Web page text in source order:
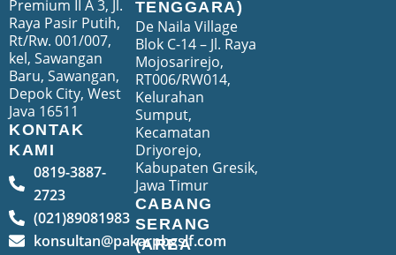
Premium II A 3, Jl.
Raya Pasir Putih,
Rt/Rw. 001/007,
kel, Sawangan
Baru, Sawangan,
Depok City, West
Java 16511
KONTAK
KAMI
0819-3887-
2723
(021)89081983
konsultan@pakarpbgslf.com
TENGGARA)
De Naila Village
Blok C-14 – Jl. Raya
Mojosarirejo,
RT006/RW014,
Kelurahan
Sumput,
Kecamatan
Driyorejo,
Kabupaten Gresik,
Jawa Timur
CABANG
SERANG
(AREA